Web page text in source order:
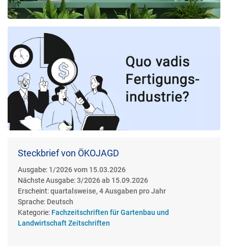
Steckbrief von ÖKOJAGD
Ausgabe: 1/2026 vom 15.03.2026
Nächste Ausgabe:3/2026 ab 15.09.2026
Erscheint:quartalsweise, 4 Ausgaben pro Jahr
Sprache: Deutsch
Kategorie: Fachzeitschriften für Gartenbau und
Landwirtschaft Zeitschriften